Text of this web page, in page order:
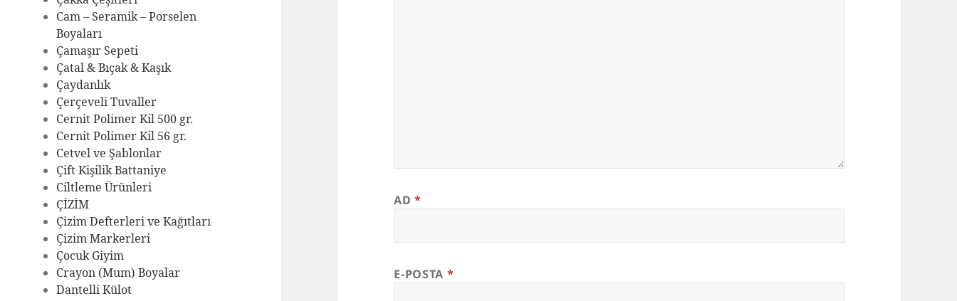
Cam – Seramik – Porselen
Boyaları
Çamaşır Sepeti
Çatal & Bıçak & Kaşık
Çaydanlık
Çerçeveli Tuvaller
Cernit Polimer Kil 500 gr.
Cernit Polimer Kil 56 gr.
Cetvel ve Şablonlar
Çift Kişilik Battaniye
Ciltleme Ürünleri
ÇİZİM
Çizim Defterleri ve Kağıtları
Çizim Markerleri
Çocuk Giyim
Crayon (Mum) Boyalar
Dantelli Külot
AD*
E-POSTA *